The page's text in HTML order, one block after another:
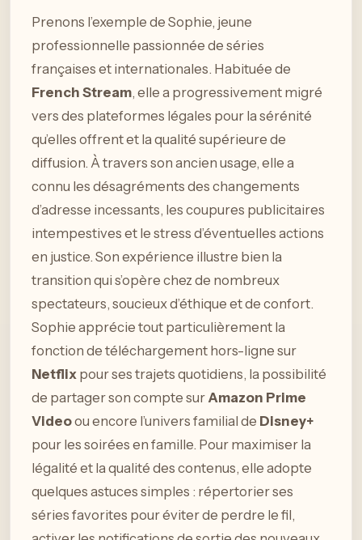
Prenons l’exemple de Sophie, jeune
professionnelle passionnée de séries
françaises et internationales. Habituée de
French Stream, elle a progressivement migré
vers des plateformes légales pour la sérénité
qu’elles offrent et la qualité supérieure de
diffusion. À travers son ancien usage, elle a
connu les désagréments des changements
d’adresse incessants, les coupures publicitaires
intempestives et le stress d’éventuelles actions
en justice. Son expérience illustre bien la
transition qui s’opère chez de nombreux
spectateurs, soucieux d’éthique et de confort.
Sophie apprécie tout particulièrement la
fonction de téléchargement hors-ligne sur
Netflix pour ses trajets quotidiens, la possibilité
de partager son compte sur Amazon Prime
Videoou encore l’univers familial de Disney+
pour les soirées en famille. Pour maximiser la
légalité et la qualité des contenus, elle adopte
quelques astuces simples : répertorier ses
séries favorites pour éviter de perdre le fil,